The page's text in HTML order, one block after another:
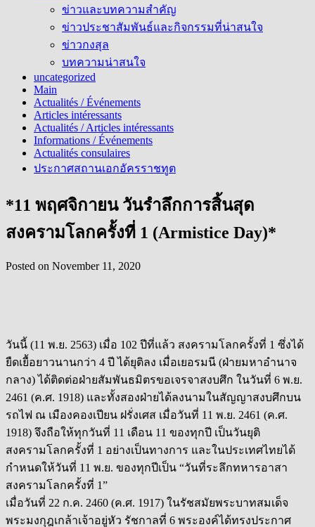
ข่าวและบทความสำคัญ
ข่าวประชาสัมพันธ์และกิจกรรมที่น่าสนใจ
ข่าวกงสุล
บทความน่าสนใจ
uncategorized
Main
Actualités / Événements
Articles intéressants
Actualités / Articles intéressants
Informations / Événements
Actualités consulaires
ประกาศสถานเอกอัครราชทูต
*11 พฤศจิกายน วันรำลึกการสิ้นสุด
สงครามโลกครั้งที่ 1 (Armistice Day)*
Posted on November 11, 2020
วันนี้ (11 พ.ย. 2563) เมื่อ 102 ปีที่แล้ว สงครามโลกครั้งที่ 1 ซึ่งได้
ยืดเยื้อยาวนานกว่า 4 ปี ได้ยุติลง เมื่อเยอรมนี (ฝ่ายมหาอำนาจ
กลาง) ได้ติดต่อฝ่ายสัมพันธมิตรขอเจรจาสงบศึก ในวันที่ 6 พ.ย.
2461 (ค.ศ. 1918) และทั้งสองฝ่ายได้ลงนามในสัญญาสงบศึกบน
รถไฟ ณ เมืองคองเปียน ฝรั่งเศส เมื่อวันที่ 11 พ.ย. 2461 (ค.ศ.
1918) จึงถือให้ทุกวันที่ 11 เดือน 11 ของทุกปี เป็นวันยุติ
สงครามโลกครั้งที่ 1 อย่างเป็นทางการ และในประเทศไทยได้
กำหนดให้วันที่ 11 พ.ย. ของทุกปีเป็น “วันที่ระลึกทหารอาสา
สงครามโลกครั้งที่ 1”
เมื่อวันที่ 22 ก.ค. 2460 (ค.ศ. 1917) ในรัชสมัยพระบาทสมเด็จ
พระมงกุฎเกล้าเจ้าอยู่หัว รัชกาลที่ 6 พระองค์ได้ทรงประกาศ